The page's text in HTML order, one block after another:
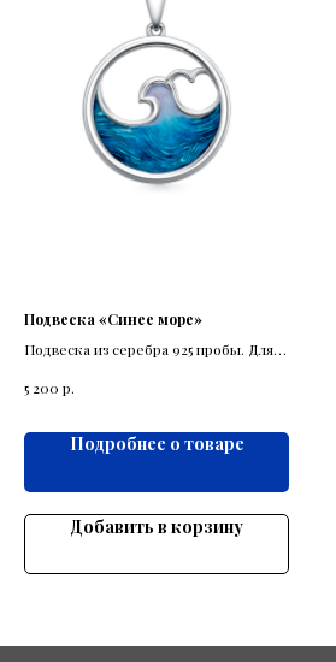
Подвеска «Синее море»
Подвеска из серебра 925 пробы. Для
5 200 р.
Подробнее о товаре
Добавить в корзину